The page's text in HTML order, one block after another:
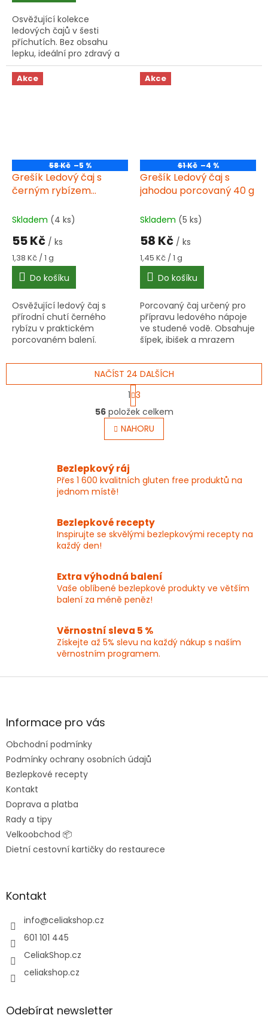
Osvěžující kolekce
ledových čajů v šesti
příchutích. Bez obsahu
lepku, ideální pro zdravý a
osvěžující nápoj v horkých
dnech.
Akce
58 Kč –5 %
Grešík Ledový čaj s
černým rybízem
Skladem (4 ks)
55 Kč / ks
Měrná
cena:
1,38 Kč / 1 g
Do košíku
Osvěžující ledový čaj s
přírodní chutí černého
rybízu v praktickém
porcovaném balení.
studené vodě za 8 minut.
Akce
61 Kč –4 %
Grešík Ledový čaj s
jahodou porcovaný 40 g
Skladem (5 ks)
58 Kč / ks
Měrná
cena:
1,45 Kč / 1 g
Do košíku
Porcovaný čaj určený pro
přípravu ledového nápoje
ve studené vodě. Obsahuje
šípek, ibišek a mrazem
jahodovým aromatem.
O
v
l
á
c
í
v
k
p
i
s
NAČÍST 24 DALŠÍCH
S
t
r
á
n
k
n
1 3
56položek celkem
NAHORU
Bezlepkový ráj
Přes 1 600 kvalitních gluten free produktů na
jednom místě!
Bezlepkové recepty
Inspirujte se skvělými bezlepkovými recepty na
každý den!
Extra výhodná balení
Vaše oblíbené bezlepkové produkty ve větším
balení za méně peněz!
Věrnostní sleva 5 %
Získejte až 5% slevu na každý nákup s naším
věrnostním programem.
Z
aInformace pro vás
Obchodní podmínky
Podmínky ochrany osobních údajů
Bezlepkové recepty
Kontakt
Doprava a platba
Rady a tipy
Velkoobchod 📦
Dietní cestovní kartičky do restaurece
Kontakt
info@celiakshop.cz
601 101 445
CeliakShop.cz
celiakshop.cz
Odebírat newsletter